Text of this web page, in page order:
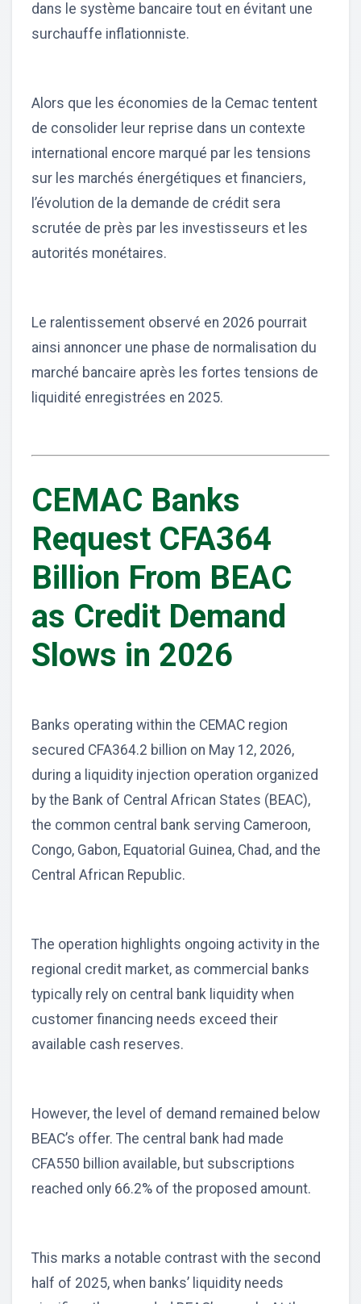
dans le système bancaire tout en évitant une
surchauffe inflationniste.
Alors que les économies de la Cemac tentent
de consolider leur reprise dans un contexte
international encore marqué par les tensions
sur les marchés énergétiques et financiers,
l’évolution de la demande de crédit sera
scrutée de près par les investisseurs et les
autorités monétaires.
Le ralentissement observé en 2026 pourrait
ainsi annoncer une phase de normalisation du
marché bancaire après les fortes tensions de
liquidité enregistrées en 2025.
CEMAC Banks
Request CFA364
Billion From BEAC
as Credit Demand
Slows in 2026
Banks operating within the CEMAC region
secured CFA364.2 billion on May 12, 2026,
during a liquidity injection operation organized
by the Bank of Central African States (BEAC),
the common central bank serving Cameroon,
Congo, Gabon, Equatorial Guinea, Chad, and the
Central African Republic.
The operation highlights ongoing activity in the
regional credit market, as commercial banks
typically rely on central bank liquidity when
customer financing needs exceed their
available cash reserves.
However, the level of demand remained below
BEAC’s offer. The central bank had made
CFA550 billion available, but subscriptions
reached only 66.2% of the proposed amount.
This marks a notable contrast with the second
half of 2025, when banks’ liquidity needs